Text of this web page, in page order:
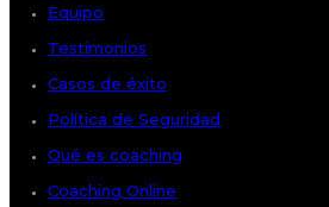
Equipo
Testimonios
Casos de éxito
Política de Seguridad
Qué es coaching
Coaching Online